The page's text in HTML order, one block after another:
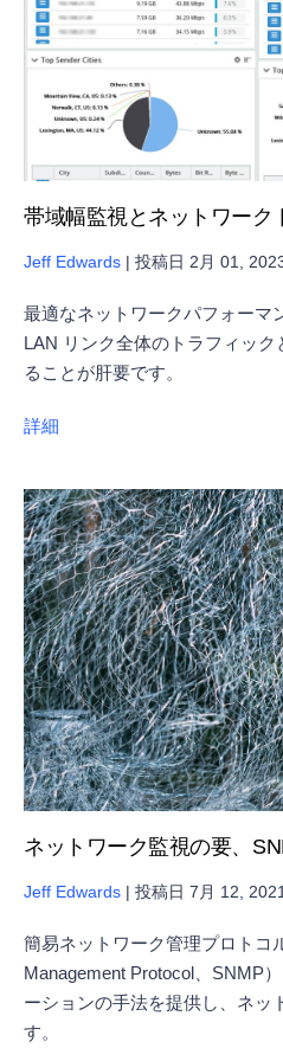
帯域幅監視とネットワーク
Jeff Edwards | 投稿日 2月 01,
最適なネットワークパフォーマ
LAN リンク全体のトラフィッ
ることが肝要です。
詳細
ネットワーク監視の要、
Jeff Edwards | 投稿日 7月 12, 2021
簡易ネットワーク管理プロトコ
Management Protocol、SNMP
ーションの手法を提供し、ネッ
す。